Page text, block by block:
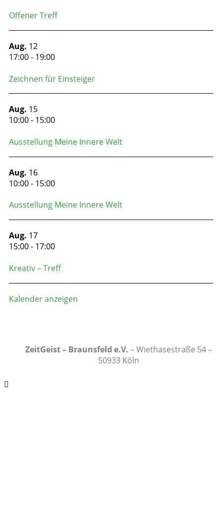
Offener Treff
Aug. 12
17:00- 19:00
Zeichnen für Einsteiger
Aug. 15
10:00- 15:00
Ausstellung Meine Innere Welt
Aug. 16
10:00- 15:00
Ausstellung Meine Innere Welt
Aug. 17
15:00- 17:00
Kreativ – Treff
Kalender anzeigen
ZeitGeist – Braunsfeld e.V. – Wiethasestraße 54 –
50933 Köln